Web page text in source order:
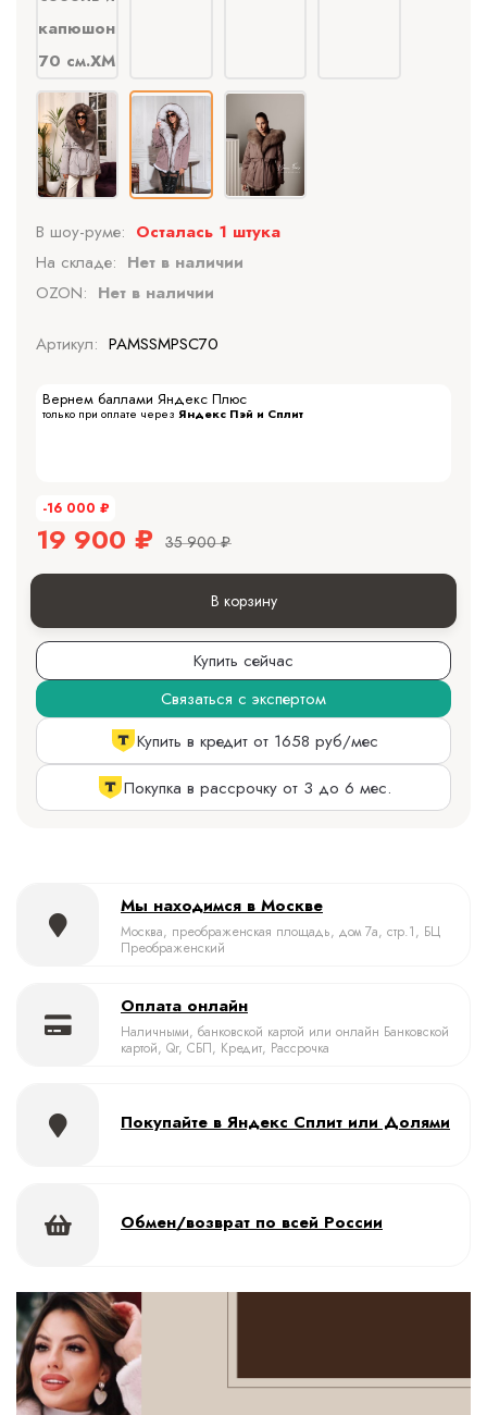
В шоу-руме: Осталась 1 штука
На складе: Нет в наличии
OZON: Нет в наличии
Артикул: PAMSSMPSC70
Вернем баллами Яндекс Плюс
только при оплате через Яндекс Пэй и Сплит
-16 000 ₽
19 900 ₽ 35 900 ₽
В корзину
Купить сейчас
Связаться с экспертом
Купить в кредит от 1658 руб/мес
Покупка в рассрочку от 3 до 6 мес.
Мы находимся в Москве
Москва, преображенская площадь, дом 7а, стр.1, БЦ
Преображенский
Оплата онлайн
Наличными, банковской картой или онлайн Банковской
картой, Qr, СБП, Кредит, Рассрочка
Покупайте в Яндекс Сплит или Долями
Обмен/возврат по всей России